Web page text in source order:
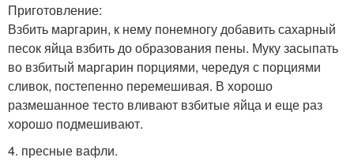
Приготовление:
Взбить маргарин, к нему понемногу добавить сахарный
песок яйца взбить до образования пены. Муку засыпать
во взбитый маргарин порциями, чередуя с порциями
сливок, постепенно перемешивая. В хорошо
размешанное тесто вливают взбитые яйца и еще раз
хорошо подмешивают.
4. пресные вафли.